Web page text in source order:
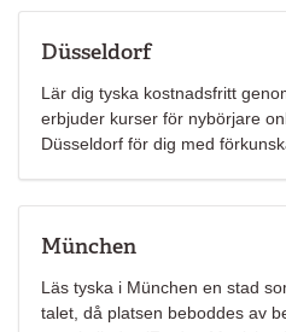
Düsseldorf
Lär dig tyska kostnadsfritt
erbjuder kurser för nybörjare
Düsseldorf för dig med
München
Läs tyska i München en stad
talet, då platsen beboddes av